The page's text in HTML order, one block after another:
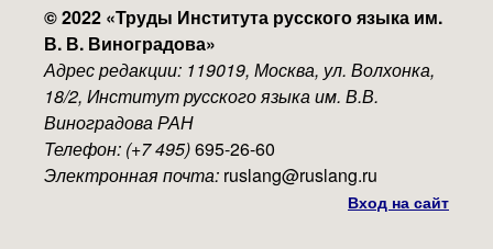
© 2022 «Труды Института русского языка им.
В. В. Виноградова»
Адрес редакции: 119019, Москва, ул. Волхонка,
18/2, Институт русского языка им. В.В.
Виноградова РАН
Телефон: (+7 495)695-26-60
Электронная почта: ruslang@ruslang.ru
Вход на сайт